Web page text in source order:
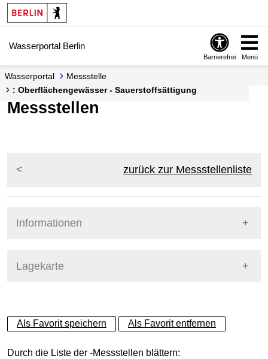
Springe zur Navigation
Springe zum Inhalt
Wasserportal Berlin
Barrierefrei Menü
Wasserportal
Messstelle
: Oberflächengewässer - Sauerstoffsättigung
Messstellen
zurück zur Messstellenliste
Informationen
Lagekarte
+
−
Als Favorit speichern Als Favorit entfernen
Durch die Liste der -Messstellen blättern: